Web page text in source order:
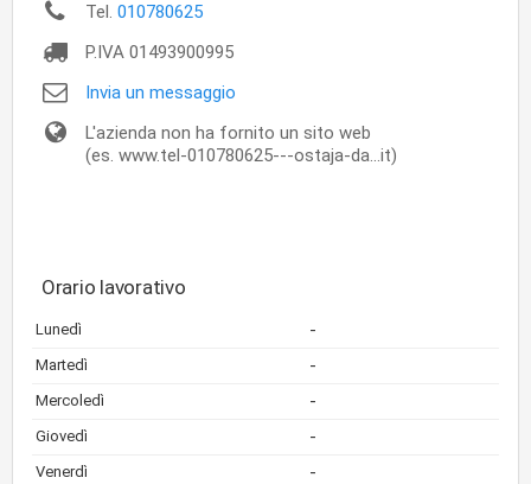
Tel. 010780625
P.IVA 01493900995
Invia un messaggio
L'azienda non ha fornito un sito web
(es. www.tel-010780625---ostaja-da...it)
Orario lavorativo
Lunedì -
Martedì -
Mercoledì -
Giovedì -
Venerdì -